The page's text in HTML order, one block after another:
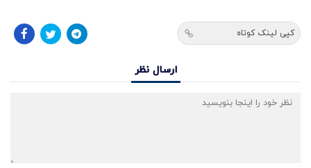
کپی لینک کوتاه
ارسال نظر